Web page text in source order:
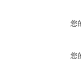
您
您